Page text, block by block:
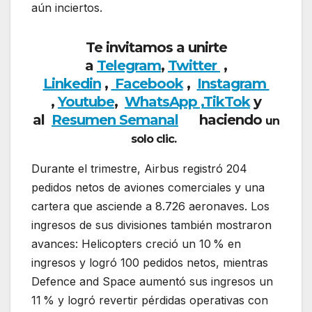
aún inciertos.
Te invitamos a unirte
a Telegram, Twitter ,
Linkedin, Facebook, Instagram
,Youtube, WhatsApp ,TikToky
al Resumen Semanal haciendo un
solo clic.
Durante el trimestre, Airbus registró 204
pedidos netos de aviones comerciales y una
cartera que asciende a 8.726 aeronaves. Los
ingresos de sus divisiones también mostraron
avances: Helicopters creció un 10 % en
ingresos y logró 100 pedidos netos, mientras
Defence and Space aumentó sus ingresos un
11 % y logró revertir pérdidas operativas con